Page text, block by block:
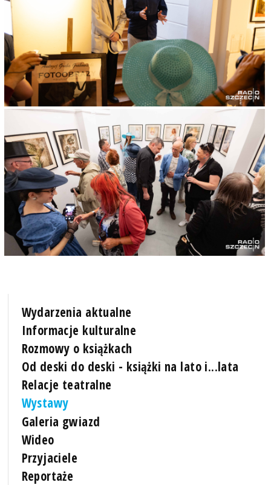
Wydarzenia aktualne
Informacje kulturalne
Rozmowy o książkach
Od deski do deski - książki na lato i...lata
Relacje teatralne
Wystawy
Galeria gwiazd
Wideo
Przyjaciele
Reportaże